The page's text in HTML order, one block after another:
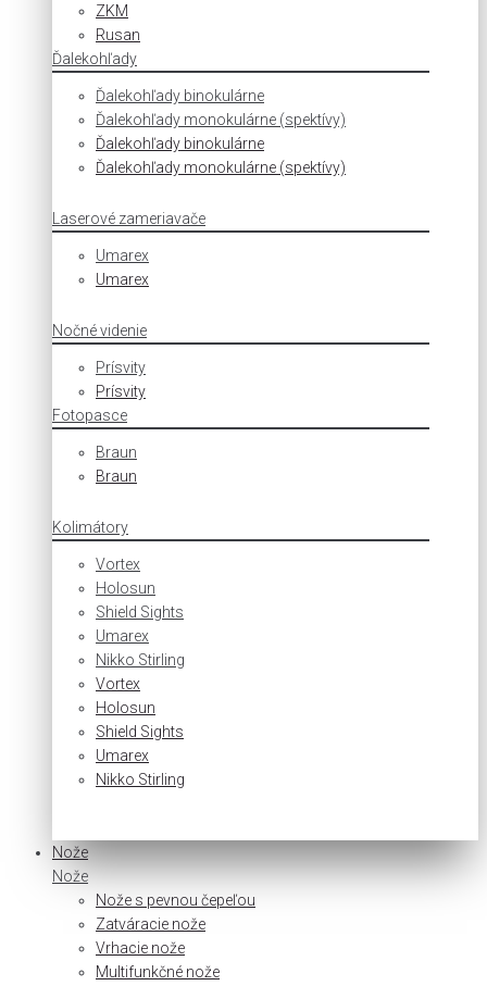
ZKM
Rusan
Ďalekohľady
Ďalekohľady binokulárne
Ďalekohľady monokulárne (spektívy)
Ďalekohľady binokulárne
Ďalekohľady monokulárne (spektívy)
Laserové zameriavače
Umarex
Umarex
Nočné videnie
Prísvity
Prísvity
Fotopasce
Braun
Braun
Kolimátory
Vortex
Holosun
Shield Sights
Umarex
Nikko Stirling
Vortex
Holosun
Shield Sights
Umarex
Nikko Stirling
Nože
Nože
Nože s pevnou čepeľou
Zatváracie nože
Vrhacie nože
Multifunkčné nože